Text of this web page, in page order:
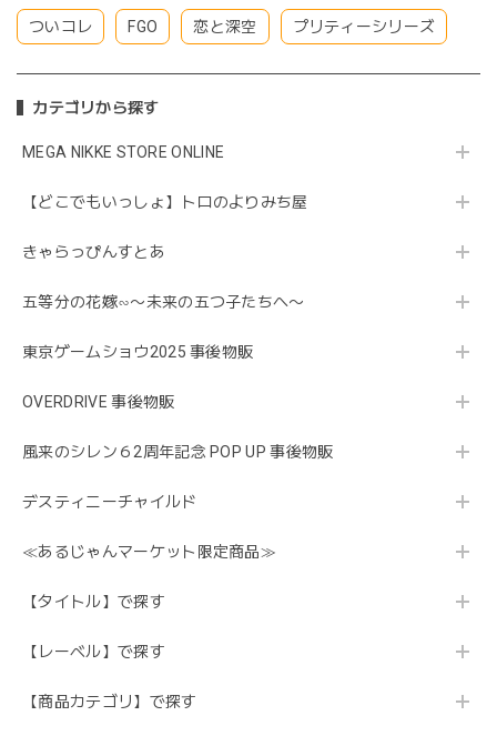
ついコレ FGO 恋と深空 プリティーシリーズ
カテゴリから探す
MEGA NIKKE STORE ONLINE
【どこでもいっしょ】トロのよりみち屋
きゃらっぴんすとあ
五等分の花嫁∽〜未来の五つ子たちへ〜
東京ゲームショウ2025 事後物販
OVERDRIVE 事後物販
風来のシレン６2周年記念 POP UP 事後物販
デスティニーチャイルド
≪あるじゃんマーケット限定商品≫
【タイトル】で探す
【レーベル】で探す
【商品カテゴリ】で探す